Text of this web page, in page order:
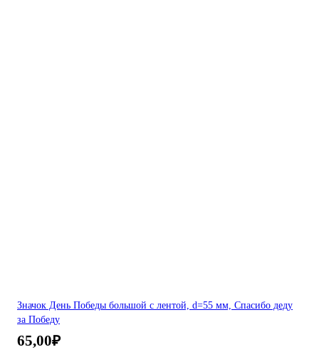
Значок День Победы большой с лентой, d=55 мм, Спасибо деду
за Победу
65,00₽